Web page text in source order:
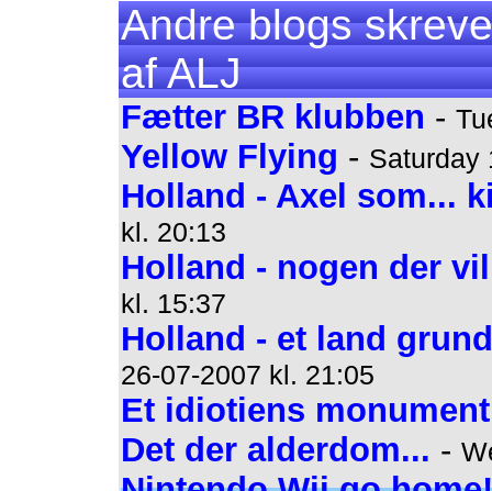
Andre blogs
af ALJ
Fætter BR klubben -
Yellow Flying - Saturday
Holland - Axel som...
kl. 20:13
Holland - nogen der
kl. 15:37
Holland - et land
26-07-2007 kl. 21:05
Et idiotiens monument
Det der alderdom... -